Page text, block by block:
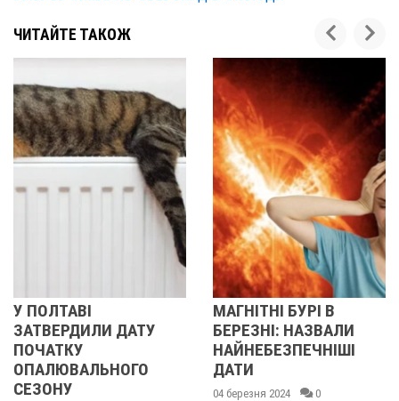
ЧИТАЙТЕ ТАКОЖ
У ПОЛТАВІ
ЗАТВЕРДИЛИ ДАТУ
ПОЧАТКУ
ОПАЛЮВАЛЬНОГО
СЕЗОНУ
МАГНІТНІ БУРІ В
БЕРЕЗНІ: НАЗВАЛИ
НАЙНЕБЕЗПЕЧНІШІ
ДАТИ
04 березня 2024 0